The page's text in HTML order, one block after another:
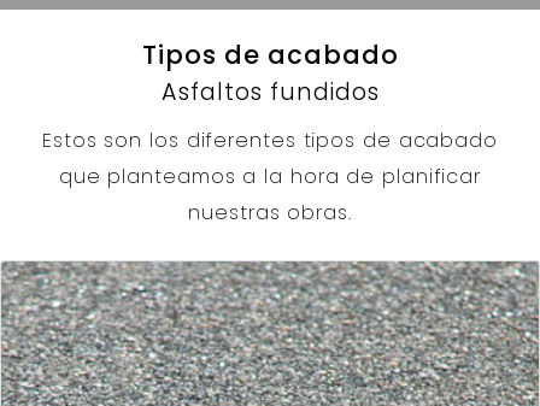
Tipos de acabado
Asfaltos fundidos
Estos son los diferentes tipos de acabado
que planteamos a la hora de planificar
nuestras obras.